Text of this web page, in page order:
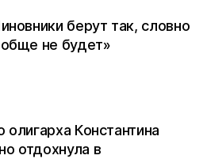
берут так, словно
не будет»
Константина
отдохнула в